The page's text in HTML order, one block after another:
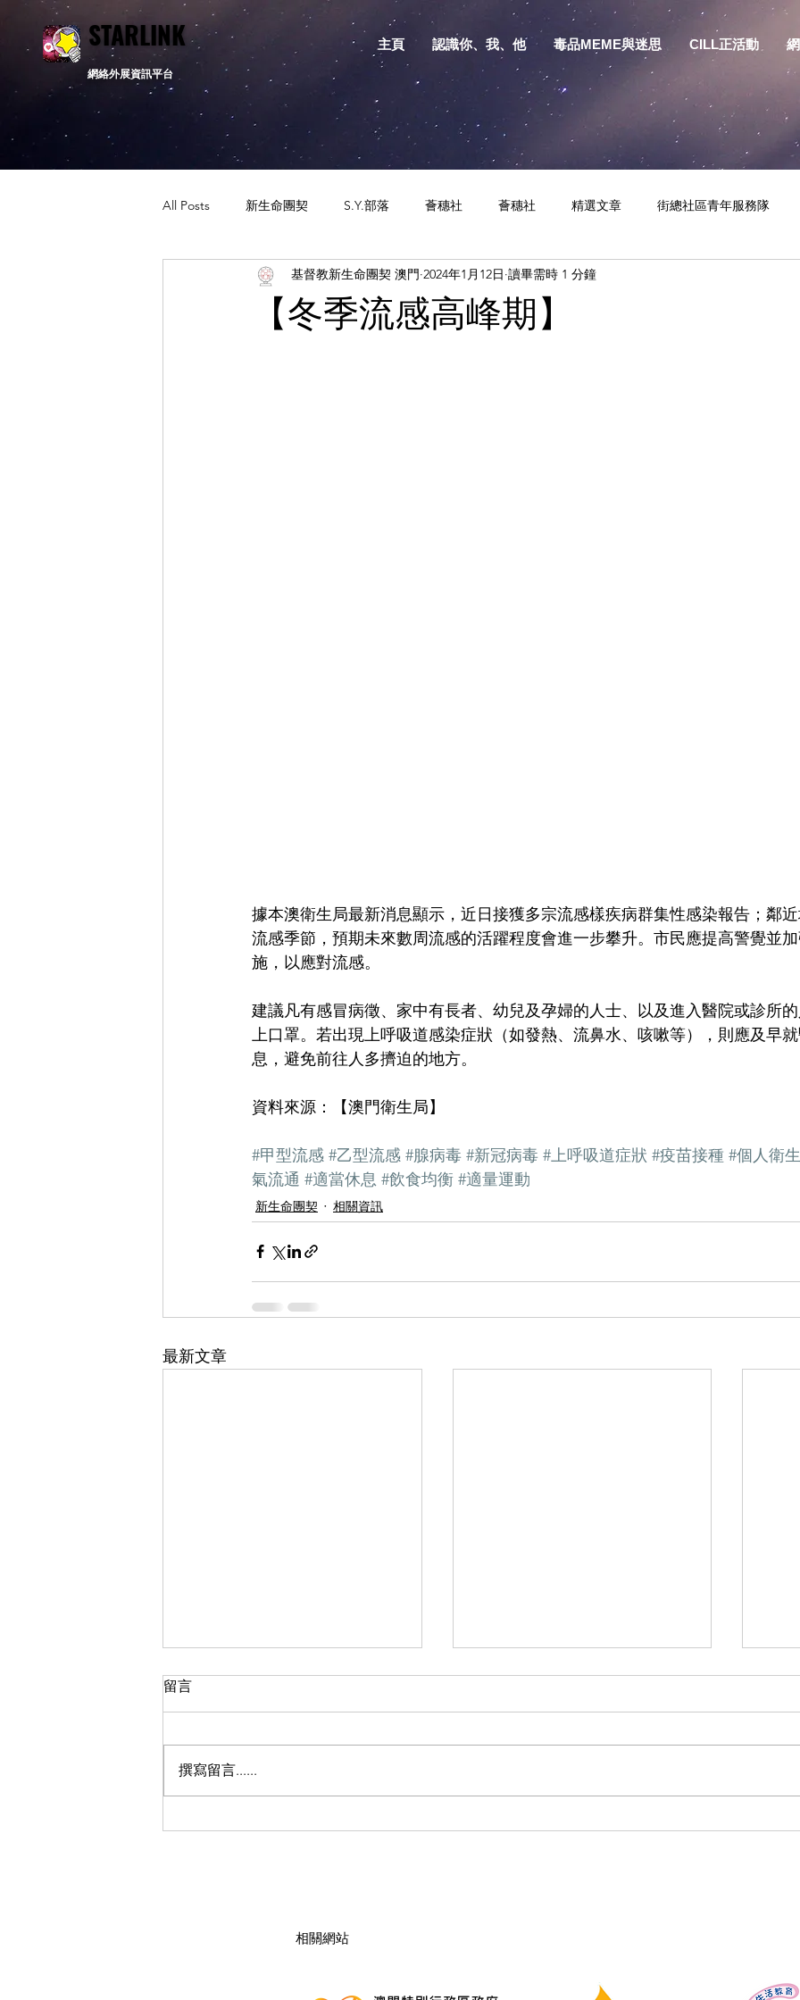
STARLINK
STARLINK
網絡外展資訊平台
主頁 認識你、我、他 毒品MEME與迷思 CILL正活動
All Posts 新生命團契 S.Y.部落 薈穗社 薈穗社 精選文章 街總社區青年服務隊
相關新聞 通告 相關資訊 預防物質濫用資源包
【冬季流感高峰期】
基督教新生命團契 澳門 2024年1月12日 讀畢需時 1 分鐘
據本澳衛生局最新消息顯示，近日接獲多宗流感樣疾病群集性感染報告；鄰
流感季節，預期未來數周流感的活躍程度會進一步攀升。市民應提高警覺並
施，以應對流感。
建議凡有感冒病徵、家中有長者、幼兒及孕婦的人士、以及進入醫院或診所
上口罩。若出現上呼吸道感染症狀（如發熱、流鼻水、咳嗽等），則應及早
息，避免前往人多擠迫的地方。
資料來源：【澳門衛生局】
#甲型流感 #乙型流感 #腺病毒 #新冠病毒 #上呼吸道症狀 #疫苗接種 #個人衛生
氣流通 #適當休息 #飲食均衡 #適量運動
新生命團契 相關資訊
最新文章
留言
撰寫留言......
​相關網站